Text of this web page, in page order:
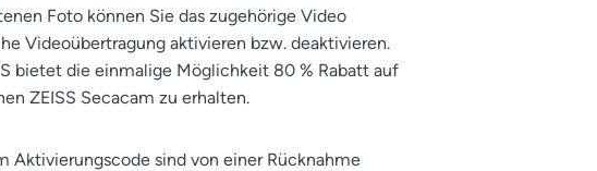
Foto können Sie das zugehörige Video
Videoübertragung aktivieren bzw. deaktivieren.
bietet die einmalige Möglichkeit 80 % Rabatt auf
ZEISS Secacam zu erhalten.
Aktivierungscode sind von einer Rücknahme